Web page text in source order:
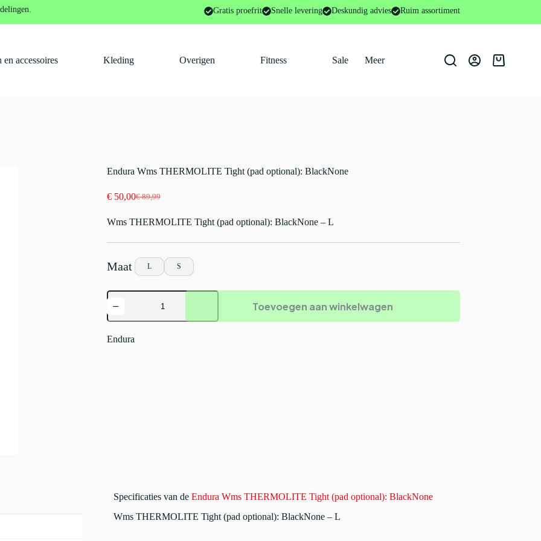
Gratis proefrit Snelle levering Deskundig advies Ruim assortiment
en accessoires Kleding Overigen Fitness Sale Meer
THERMOLITE Tight (pad optional): BlackNone
Endura Wms THERMOLITE Tight (pad optional): BlackNone
€89,99
Oorspronkelijke
was:
€50,00Huidige
is:
Wms THERMOLITE Tight (pad optional): BlackNone – L
L S
Endura
Wms
THERMOLITE
(pad
Toevoegen aan winkelwagen
Endura
Specificaties van de Endura Wms THERMOLITE Tight (pad optional): BlackNone
Wms THERMOLITE Tight (pad optional): BlackNone – L